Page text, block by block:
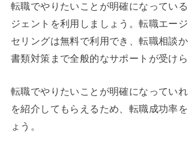
転職でやりたいことが明確になってい
ジェントを利用しましょう。転職エー
セリングは無料で利用でき、転職相談
書類対策まで全般的なサポートが受けら
転職でやりたいことが明確になってい
を紹介してもらえるため、転職成功率
ょう。